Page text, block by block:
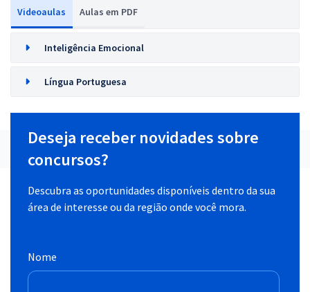
Videoaulas Aulas em PDF
Inteligência Emocional
Língua Portuguesa
Deseja receber novidades sobre
concursos?
Descubra as oportunidades disponíveis dentro da sua
área de interesse ou da região onde você mora.
Nome